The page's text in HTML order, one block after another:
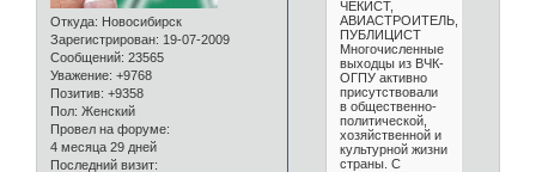
Откуда: Новосибирск
Зарегистрирован: 19-07-2009
Сообщений: 23565
Уважение: +9768
Позитив: +9358
Пол: Женский
Провел на форуме:
4 месяца 29 дней
Последний визит:
ЧЕКИСТ,
АВИАСТРОИТЕЛЬ,
ПУБЛИЦИСТ
Многочисленные
выходцы из ВЧК-
ОГПУ активно
присутствовали
в общественно-
политической,
хозяйственной и
культурной жизни
страны. С